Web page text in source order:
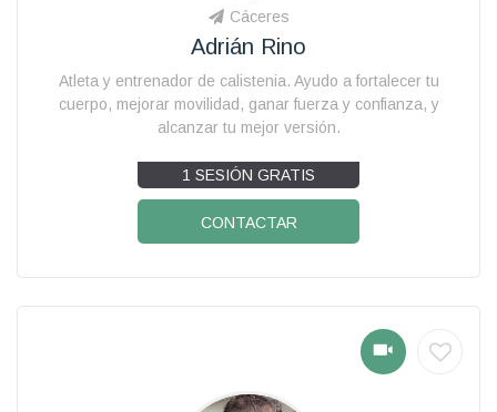
Cáceres
Adrián Rino
Atleta y entrenador de calistenia. Ayudo a fortalecer tu
cuerpo, mejorar movilidad, ganar fuerza y confianza, y
alcanzar tu mejor versión.
1 SESIÓN GRATIS
CONTACTAR